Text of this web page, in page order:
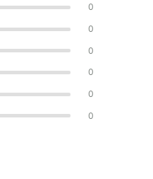
0
0
0
0
0
0